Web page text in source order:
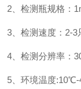
2、检测瓶规格：
3、检测速度：2-3
4、检测分辨率：
5、环境温度